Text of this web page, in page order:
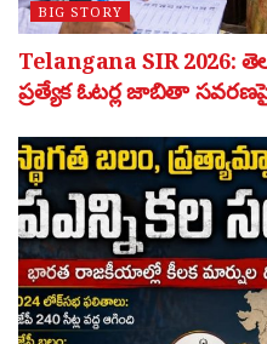
BIG STORY
Telangana SIR 2026:
ప్రత్యేక ఓటర్ల జాబితా సవరణపై